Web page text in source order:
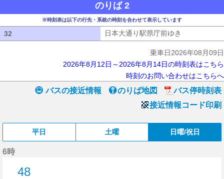
のりば 2
※時刻表は以下の行先・系統の時刻を合わせて表示しています
32 日本大通り駅県庁前ゆき
乗車日2026年08月09日
2026年8月12日～2026年8月14日の時刻表はこちら
時刻のお問い合わせはこちらへ
バスの接近情報 のりば地図
バス停時刻表
接近情報コード印刷
平日 土曜 日曜/祝日
6時
48